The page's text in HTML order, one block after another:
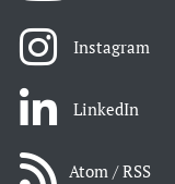
Instagram
LinkedIn
Atom / RSS